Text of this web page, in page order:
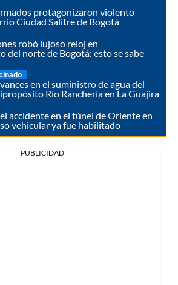
protagonizaron violento
Ciudad Salitre de Bogotá
robó lujoso reloj en
del norte de Bogotá: esto se sabe
en el suministro de agua del
Río Ranchería en La Guajira
accidente en el túnel de Oriente en
vehicular ya fue habilitado
PUBLICIDAD